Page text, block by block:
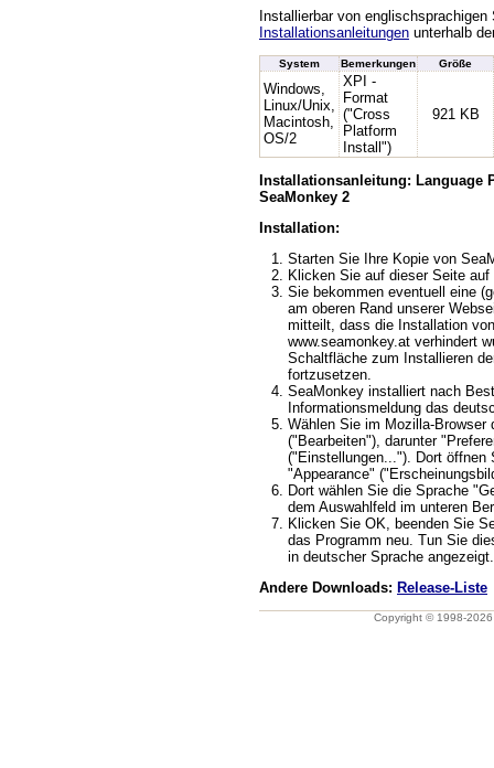
Installierbar von
Installationsanleitungen unterhalb
System Bemerkungen Größe
Windows,
Linux/Unix,
Macintosh,
OS/2
XPI -
Format
("Cross
Platform
Install")
921 KB
Installationsanleitung: Language
SeaMonkey 2
Installation:
Starten Sie Ihre Kopie von
Klicken Sie auf dieser Seite
Sie bekommen eventuell eine
am oberen Rand unserer
mitteilt, dass die Installation
www.seamonkey.at verhindert
Schaltfläche zum Installieren
fortzusetzen.
SeaMonkey installiert nach
Informationsmeldung das
Wählen Sie im Mozilla-Browser
("Bearbeiten"), darunter
("Einstellungen..."). Dort öffnen
"Appearance"
Dort wählen Sie die Sprache
dem Auswahlfeld im unteren
Klicken Sie OK, beenden Sie
das Programm neu. Tun Sie
in deutscher Sprache angezeigt.
Andere Downloads: Release-Liste
Copyright © 1998-